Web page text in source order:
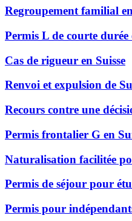
Regroupement familial
Permis L de courte durée
Cas de rigueur en Suisse
Renvoi et expulsion de
Recours contre une
Permis frontalier G en
Naturalisation facilitée
Permis de séjour pour
Permis pour